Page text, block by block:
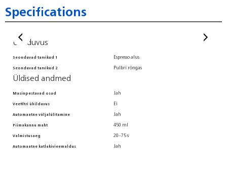
Specifications
Ühilduvus
Seonduvad tarvikud 1
Seonduvad tarvikud 2
Espresso alus
Pulbri rõngas
Üldised andmed
Masinpestavad osad
Veefiltri ühilduvus
Automaatne väljalülitamine
Piimakannu maht
Valmistusaeg
Automaatne katlakivieemaldus
Jah
Ei
Jah
450 ml
20–75 s
Jah